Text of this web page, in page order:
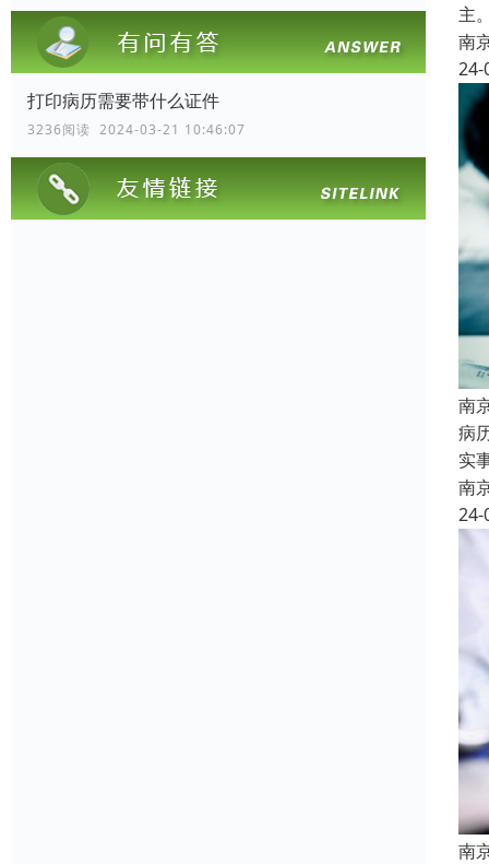
打印病历需要带什么证件
3236阅读 2024-03-21 10:46:07
主
南
24-
南
病
实
南
24-
南